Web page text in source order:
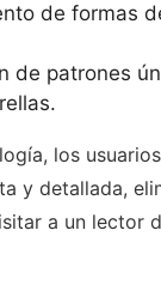
de formas
de patrones
los
y detallada,
a un lector